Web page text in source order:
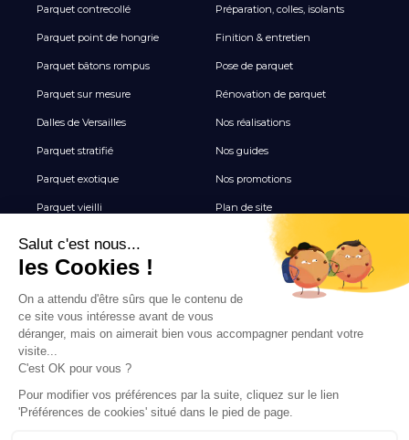
Parquet contrecollé
Parquet point de hongrie
Parquet bâtons rompus
Parquet sur mesure
Dalles de Versailles
Parquet stratifié
Parquet exotique
Parquet vieilli
Revêtement de sol vinyle
Terrasse
Tous les Carrelages
Préparation, colles, isolants
Finition & entretien
Pose de parquet
Rénovation de parquet
Nos réalisations
Nos guides
Nos promotions
Plan de site
NEWSLETTER
Inscrivez-vous pour recevoir nos inspirations, nouveautés
et offres exclusives parquet.